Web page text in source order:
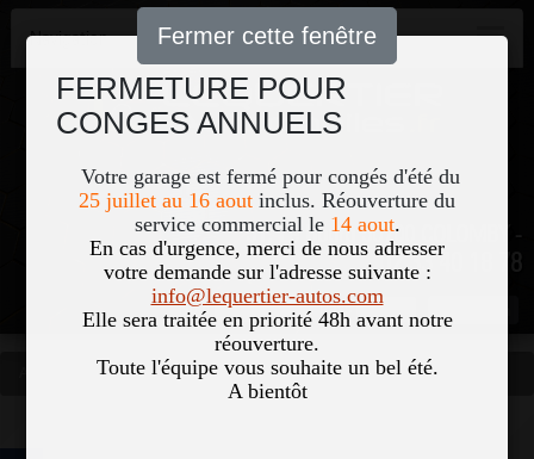
FERMETURE POUR
CONGES ANNUELS
Votre garage est fermé pour congés d'été du
25 juillet au 16 aout inclus. Réouverture du
service commercial le 14 aout.
En cas d'urgence, merci de nous adresser
votre demande sur l'adresse suivante :
info@lequertier-autos.com
Elle sera traitée en priorité 48h avant notre
réouverture.
Toute l'équipe vous souhaite un bel été.
A bientôt
Fermer cette fenêtre
Navigation
51, Le Bourg 50700 COLOMBY -
02 33 40 18 78
Nom Pass
Occasions Vous êtes ici